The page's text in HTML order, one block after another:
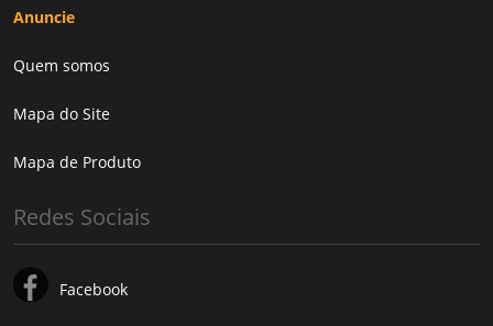
Anuncie
Quem somos
Mapa do Site
Mapa de Produto
Redes Sociais
Facebook